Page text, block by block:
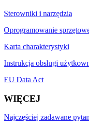
Sterowniki i narzędzia
Oprogramowanie
Karta charakterystyki
Instrukcja obsługi
EU Data Act
WIĘCEJ
Najczęściej zadawane